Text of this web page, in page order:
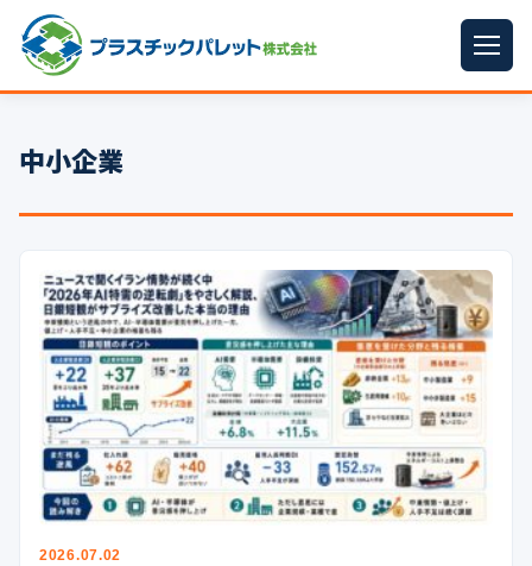
パレットサイズ
プラパレット ▼
コンテナ ▼
中古パレット
再生原料
梱包資材
イラン情勢まとめ
公式ブログ
中小企業
2026.07.02